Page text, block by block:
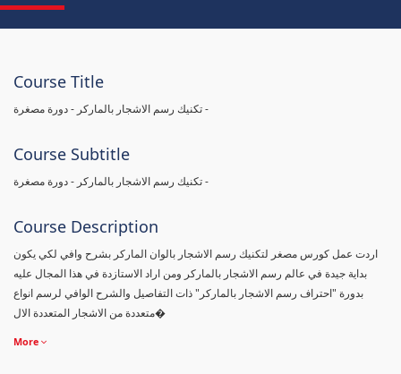
Course Title
تكنيك رسم الاشجار بالماركر - دورة مصغرة -
Course Subtitle
تكنيك رسم الاشجار بالماركر - دورة مصغرة -
Course Description
اردت عمل كورس مصغر لتكنيك رسم الاشجار بالوان الماركر بشرح وافي لكي يكون
بداية جيدة في عالم رسم الاشجار بالماركر ومن اراد الاستازدة في هذا المجال عليه
بدورة "احتراف رسم الاشجار بالماركر" ذات التفاصيل والشرح الوافي لرسم انواع
متعددة من الاشجار المتعددة الال�
More